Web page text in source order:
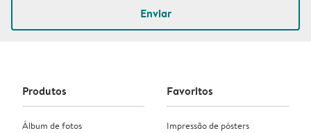
Enviar
Produtos
Álbum de fotos
Favoritos
Impressão de pósters